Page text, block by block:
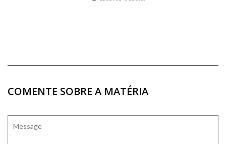
CINEMA DE GRAMADO
COMENTE SOBRE A MATÉRIA